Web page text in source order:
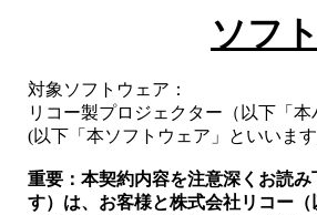
ソフ
対象ソフトウェア：
リコー製プロジェクター（以下「
(以下「本ソフトウェア」といいま
重要：本契約内容を注意深くお読
す）は、お客様と株式会社リコー